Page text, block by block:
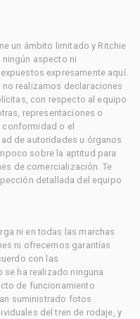
un ámbito limitado y Ritchie
aspecto ni
expresamente aquí.
realizamos declaraciones
con respecto al equipo
representaciones o
conformidad o el
de autoridades u órganos
sobre la aptitud para
de comercialización. Te
detallada del equipo
ni en todas las marchas
ni ofrecemos garantías
con las
ha realizado ninguna
de funcionamiento
suministrado fotos
del tren de rodaje, y